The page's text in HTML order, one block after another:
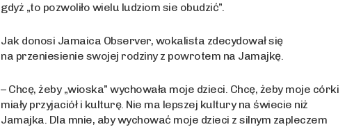
gdyż „to pozwoliło wielu ludziom sie obudzić”.
Jak donosi Jamaica Observer, wokalista zdecydował się
na przeniesienie swojej rodziny z powrotem na Jamajkę.
– Chcę, żeby „wioska” wychowała moje dzieci. Chcę, żeby moje córki
miały przyjaciół i kulturę. Nie ma lepszej kultury na świecie niż
Jamajka. Dla mnie, aby wychować moje dzieci z silnym zapleczem